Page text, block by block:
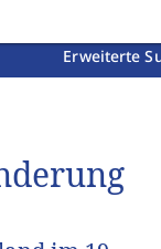
Erweiterte